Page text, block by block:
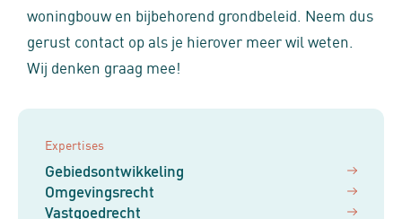
woningbouw en bijbehorend grondbeleid. Neem dus
gerust contact op als je hierover meer wil weten.
Wij denken graag mee!
Expertises
Gebiedsontwikkeling
Omgevingsrecht
Vastgoedrecht